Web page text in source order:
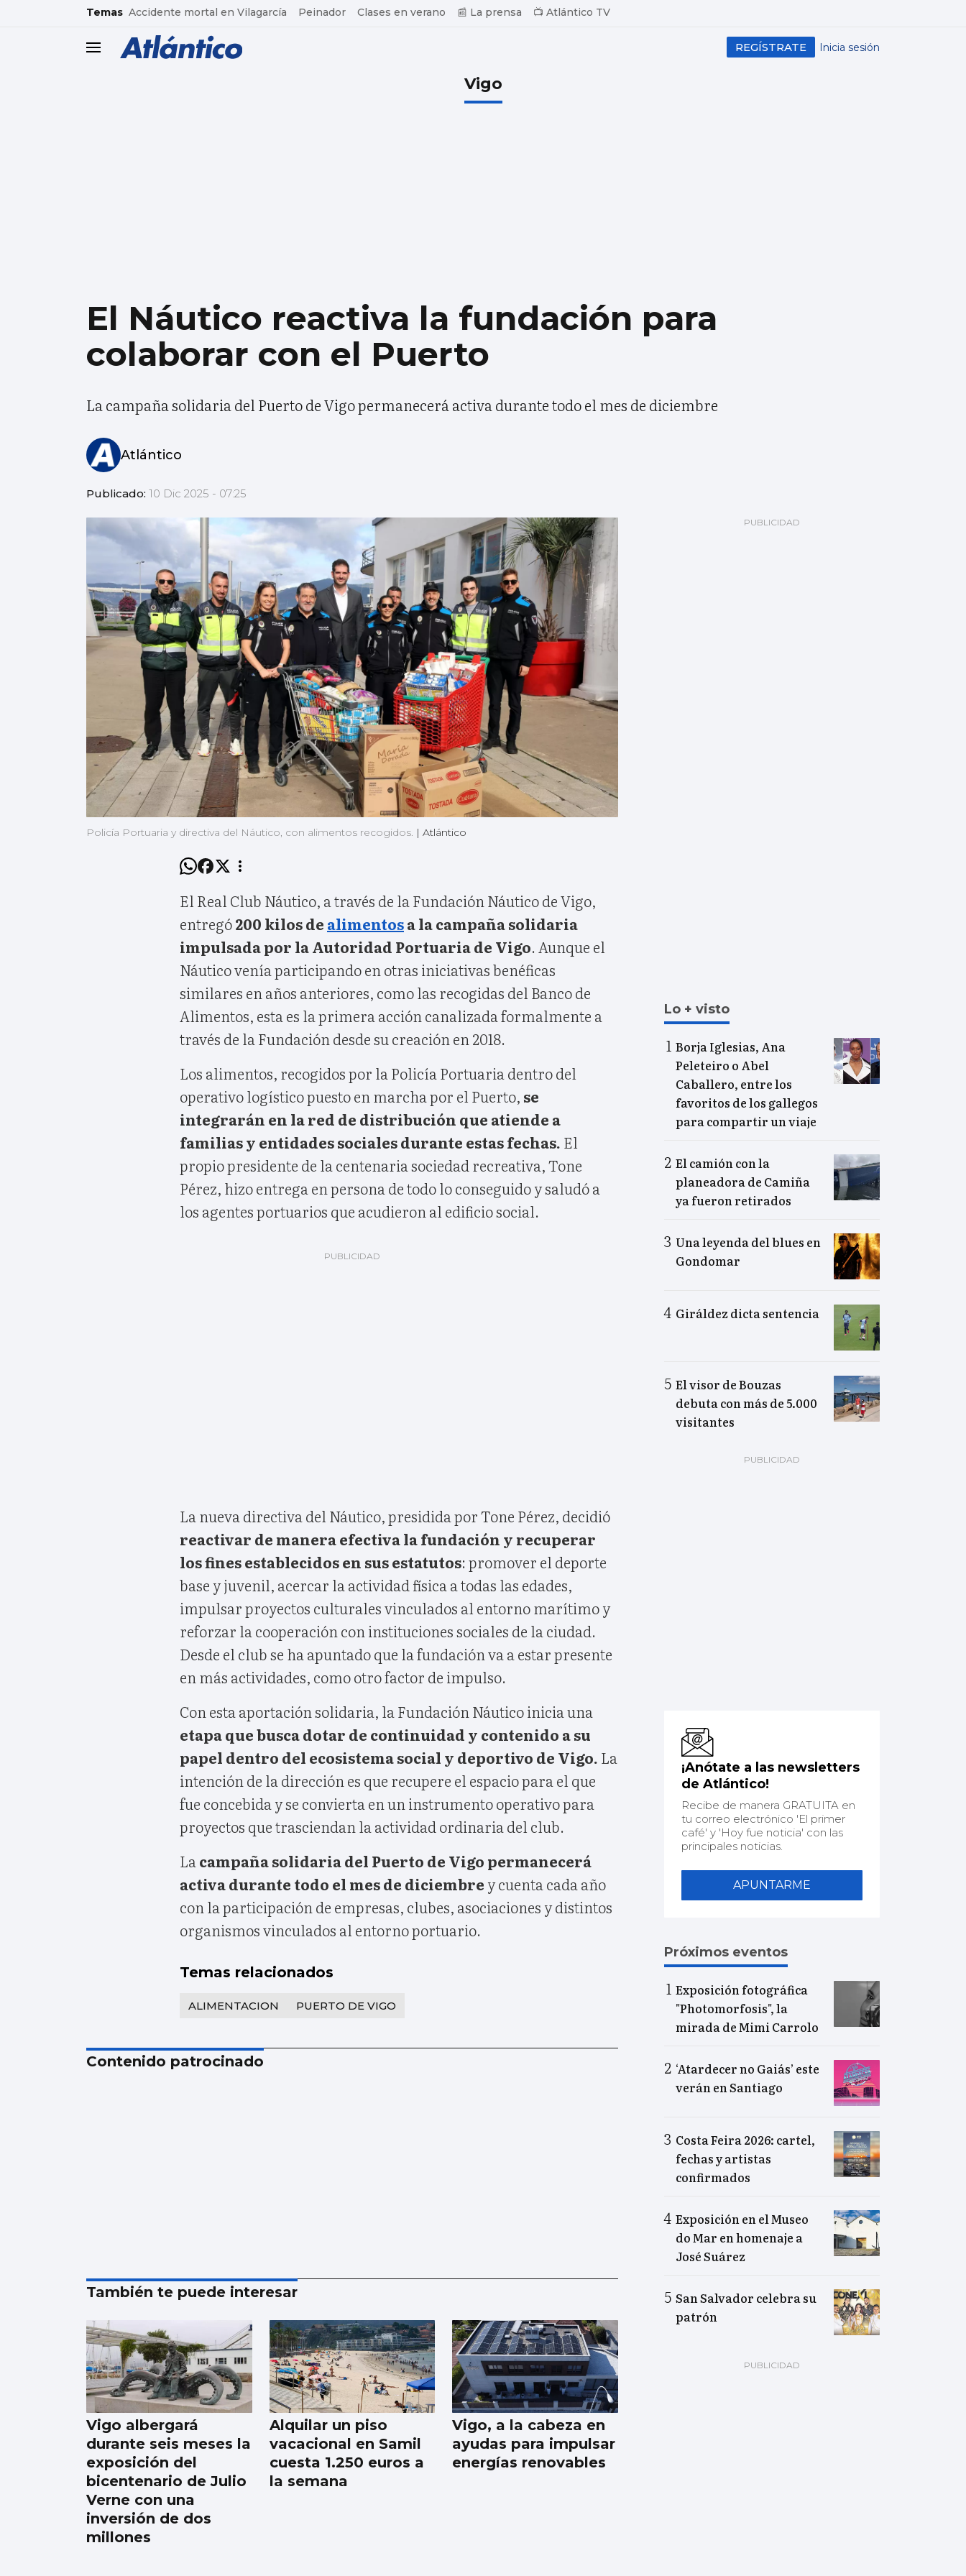
common.go-to-content
Temas Accidente mortal en Vilagarcía Peinador Clases en verano 📰 La prensa 📺 Atlántico TV
header.menu.open Inicia sesión
REGÍSTRATE
Vigo
El Náutico reactiva la fundación para
colaborar con el Puerto
La campaña solidaria del Puerto de Vigo permanecerá activa durante todo el mes de diciembre
Atlántico
Publicado: 10 Dic 2025 - 07:25
Policía Portuaria y directiva del Náutico, con alimentos recogidos. | Atlántico
El Real Club Náutico, a través de la Fundación Náutico de Vigo,
entregó200 kilos de alimentosa la campaña solidaria
impulsada por la Autoridad Portuaria de Vigo. Aunque el
Náutico venía participando en otras iniciativas benéficas
similares en años anteriores, como las recogidas del Banco de
Alimentos, esta es la primera acción canalizada formalmente a
través de la Fundación desde su creación en 2018.
Los alimentos, recogidos por la Policía Portuaria dentro del
operativo logístico puesto en marcha por el Puerto, se
integrarán en la red de distribución que atiende a
familias y entidades sociales durante estas fechas. El
propio presidente de la centenaria sociedad recreativa, Tone
Pérez, hizo entrega en persona de todo lo conseguido y saludó a
los agentes portuarios que acudieron al edificio social.
La nueva directiva del Náutico, presidida por Tone Pérez, decidió
reactivar de manera efectiva la fundación y recuperar
los fines establecidos en sus estatutos: promover el deporte
base y juvenil, acercar la actividad física a todas las edades,
impulsar proyectos culturales vinculados al entorno marítimo y
reforzar la cooperación con instituciones sociales de la ciudad.
Desde el club se ha apuntado que la fundación va a estar presente
en más actividades, como otro factor de impulso.
Con esta aportación solidaria, la Fundación Náutico inicia una
etapa que busca dotar de continuidad y contenido a su
papel dentro del ecosistema social y deportivo de Vigo. La
intención de la dirección es que recupere el espacio para el que
fue concebida y se convierta en un instrumento operativo para
proyectos que trasciendan la actividad ordinaria del club.
La campaña solidaria del Puerto de Vigo permanecerá
activa durante todo el mes de diciembre y cuenta cada año
con la participación de empresas, clubes, asociaciones y distintos
organismos vinculados al entorno portuario.
Temas relacionados
ALIMENTACION PUERTO DE VIGO
Contenido patrocinado
También te puede interesar
Vigo albergará
durante seis meses la
exposición del
bicentenario de Julio
Verne con una
inversión de dos
millones
Alquilar un piso
vacacional en Samil
cuesta 1.250 euros a
la semana
Vigo, a la cabeza en
ayudas para impulsar
energías renovables
Lo + visto
Borja Iglesias, Ana
Peleteiro o Abel
Caballero, entre los
favoritos de los gallegos
para compartir un viaje
El camión con la
planeadora de Camiña
ya fueron retirados
Una leyenda del blues en
Gondomar
Giráldez dicta sentencia
El visor de Bouzas
debuta con más de 5.000
visitantes
¡Anótate a las newsletters
de Atlántico!
Recibe de manera GRATUITA en
tu correo electrónico 'El primer
café' y 'Hoy fue noticia' con las
principales noticias.
APUNTARME
Próximos eventos
Exposición fotográfica
"Photomorfosis", la
mirada de Mimi Carrolo
‘Atardecer no Gaiás’ este
verán en Santiago
Costa Feira 2026: cartel,
fechas y artistas
confirmados
Exposición en el Museo
do Mar en homenaje a
José Suárez
San Salvador celebra su
patrón